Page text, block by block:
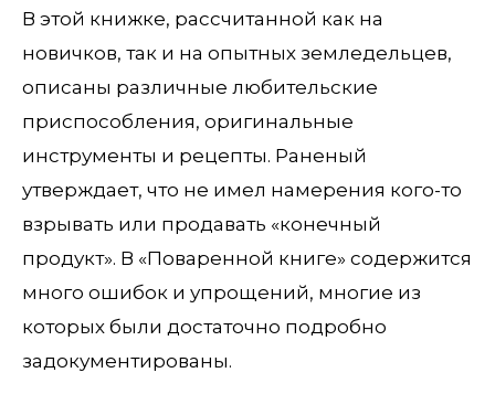
В этой книжке, рассчитанной как на
новичков, так и на опытных земледельцев,
описаны различные любительские
приспособления, оригинальные
инструменты и рецепты. Раненый
утверждает, что не имел намерения кого-то
взрывать или продавать «конечный
продукт». В «Поваренной книге» содержится
много ошибок и упрощений, многие из
которых были достаточно подробно
задокументированы.